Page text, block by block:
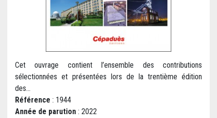
Cet ouvrage contient l’ensemble des contributions
sélectionnées et présentées lors de la trentième édition
des...
Référence : 1944
Année de parution : 2022